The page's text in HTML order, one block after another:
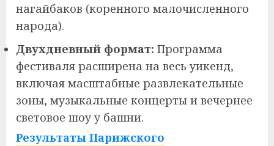
нагайбаков (коренного малочисленного
народа).
Двухдневный формат: Программа
фестиваля расширена на весь уикенд,
включая масштабные развлекательные
зоны, музыкальные концерты и вечернее
световое шоу у башни.
Результаты Парижского